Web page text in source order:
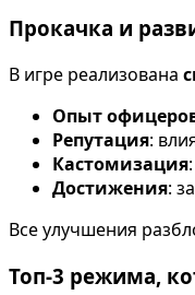
Прокачка и
В игре реализована
Опыт
Репутация:
Кастомизация
Достижения:
Все улучшения
Топ-3 режима,